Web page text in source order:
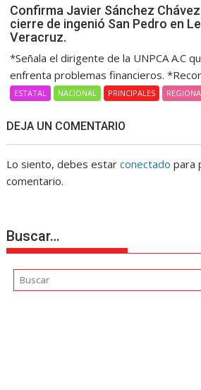
Confirma Javier Sánchez
cierre de ingenió San Pedro en
Veracruz.
*Señala el dirigente de la UNPCA A.C
enfrenta problemas financieros.
ESTATAL NACIONAL PRINCIPALES
DEJA UN COMENTARIO
Lo siento, debes estarconectado para
comentario.
Buscar…